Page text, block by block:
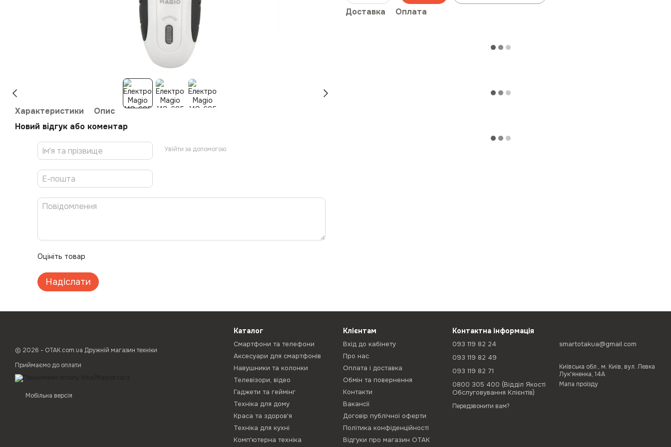
Характеристики
Опис
Новий відгук або коментар
Увійти за допомогою
Оцініть товар
Надіслати
Доставка Оплата
© 2026 - ОТАК.com.ua Дружній магазин техніки
Приймаємо до оплати
Мобільна версія
Каталог
Смартфони та телефони
Аксесуари для смартфонів
Навушники та колонки
Телевізори, відео
Гаджети та геймінг
Техніка для дому
Краса та здоров'я
Техніка для кухні
Комп'ютерна техніка
Клієнтам
Вхід до кабінету
Про нас
Оплата і доставка
Обмін та повернення
Контакти
Вакансії
Договір публічної оферти
Політика конфіденційності
Відгуки про магазин ОТАК
Контактна інформація
093 119 82 24
093 119 82 49
093 119 82 71
0800 305 400 (Відділ Якості
Обслуговування Клієнтів)
Передзвонити вам?
smartotakua@gmail.com
Київська обл., м. Київ, вул. Левка
Лук'яненка, 14А
Мапа проїзду